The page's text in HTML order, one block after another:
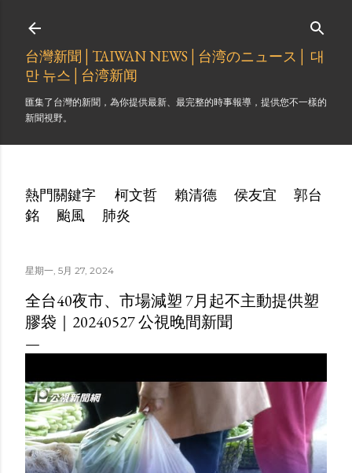
台灣新聞│TAIWAN NEWS│台湾のニュース│ 대
만 뉴스│台湾新闻
匯集了台灣的新聞，為你提供最新、最完整的時事報導，提供您不一樣的
新聞視野。
熱門關鍵字 柯文哲 賴清德 侯友宜
郭台
銘
颱風 肺炎
星期一, 5月 27, 2024
全台40夜市、市場減塑 7月起不主動提供塑
膠袋｜20240527 公視晚間新聞